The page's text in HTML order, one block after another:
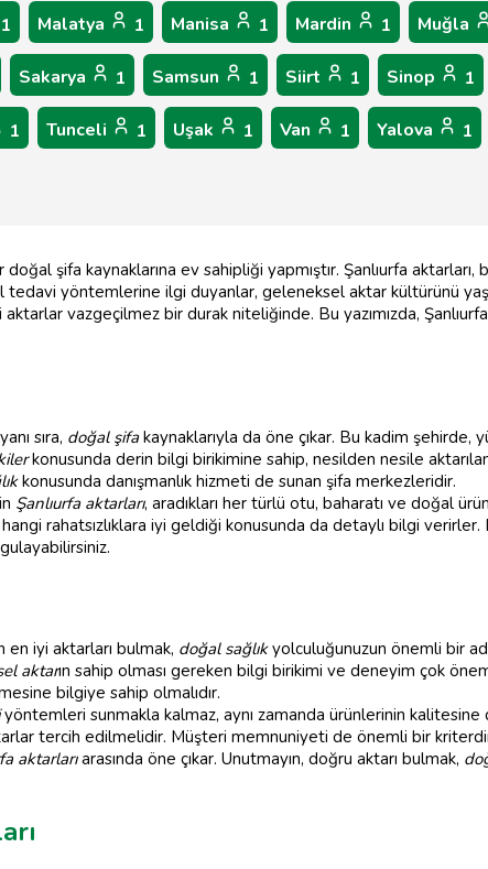
1 Malatya 1 Manisa 1 Mardin 1 Muğla
Sakarya 1 Samsun 1 Siirt 1 Sinop 1
1 Tunceli 1 Uşak 1 Van 1 Yalova 1
doğal şifa kaynaklarına ev sahipliği yapmıştır. Şanlıurfa
tedavi yöntemlerine ilgi duyanlar, geleneksel aktar kültürünü
vazgeçilmez bir durak niteliğinde. Bu yazımızda,
sıra, doğal şifakaynaklarıyla da öne çıkar. Bu kadim şehirde,
konusunda derin bilgi birikimine sahip, nesilden nesile
konusunda danışmanlık hizmeti de sunan şifa merkezleridir.
Şanlıurfa aktarları, aradıkları her türlü otu, baharatı ve doğal
rahatsızlıklara iyi geldiği konusunda da detaylı bilgi
en iyi aktarları bulmak, doğal sağlıkyolculuğunuzun önemli bir
aktarın sahip olması gereken bilgi birikimi ve deneyim çok
bilgiye sahip olmalıdır.
yöntemleri sunmakla kalmaz, aynı zamanda ürünlerinin
tercih edilmelidir. Müşteri memnuniyeti de önemli bir
aktarlarıarasında öne çıkar. Unutmayın, doğru aktarı bulmak,